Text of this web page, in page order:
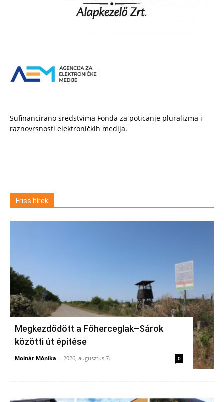
Sufinancirano sredstvima Fonda za poticanje pluralizma i
raznovrsnosti elektroničkih medija.
Friss hírek
Megkezdődött a Főherceglak–Sárok
közötti út építése
Molnár Mónika - 2026, augusztus 7. 0